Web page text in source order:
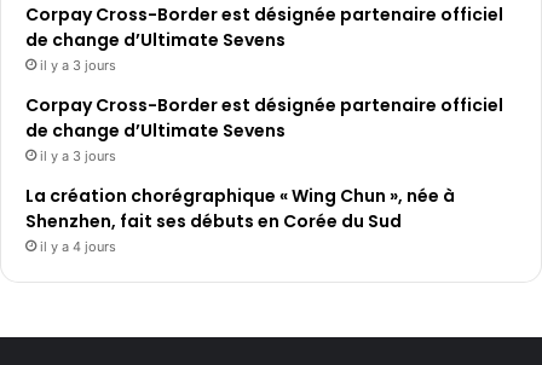
Corpay Cross-Border est désignée partenaire officiel
de change d’Ultimate Sevens
il y a 3 jours
Corpay Cross-Border est désignée partenaire officiel
de change d’Ultimate Sevens
il y a 3 jours
La création chorégraphique « Wing Chun », née à
Shenzhen, fait ses débuts en Corée du Sud
il y a 4 jours